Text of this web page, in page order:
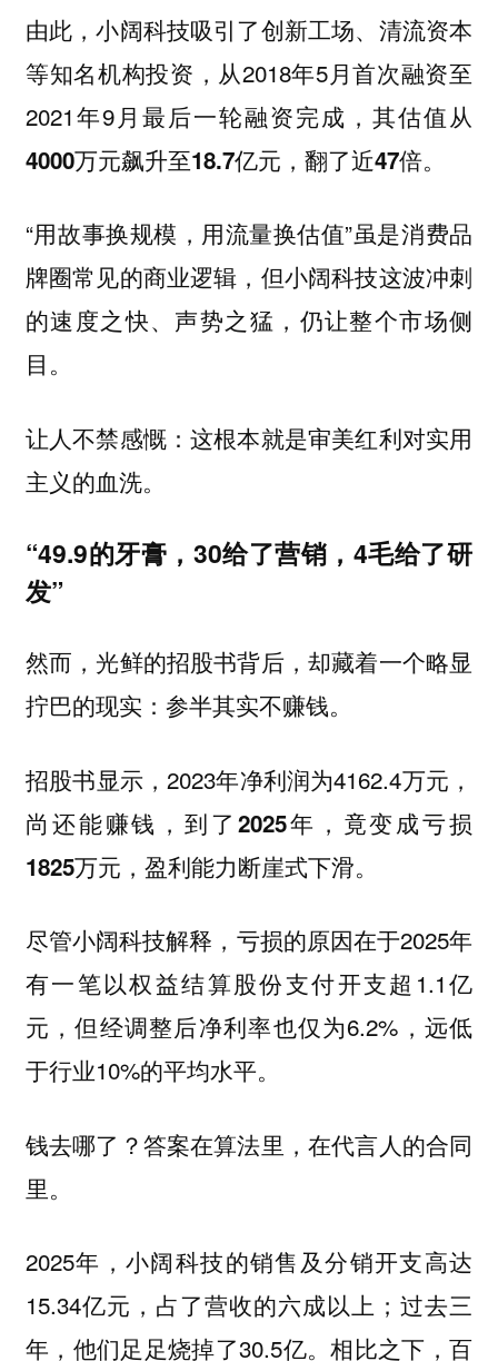
由此，小阔科技吸引了创新工场、清流资本
等知名机构投资，从2018年5月首次融资至
2021年9月最后一轮融资完成，其估值从
4000万元飙升至18.7亿元，翻了近47倍。
“用故事换规模，用流量换估值”虽是消费品
牌圈常见的商业逻辑，但小阔科技这波冲刺
的速度之快、声势之猛，仍让整个市场侧
目。
让人不禁感慨：这根本就是审美红利对实用
主义的血洗。
“49.9的牙膏，30给了营销，4毛给了研
发”
然而，光鲜的招股书背后，却藏着一个略显
拧巴的现实： 参半其实不赚钱。
招股书显示，2023年净利润为4162.4万元，
尚还能赚钱，到了2025年，竟变成亏损
1825万元，盈利能力断崖式下滑。
尽管小阔科技解释，亏损的原因在于2025年
有一笔以权益结算股份支付开支超1.1亿
元，但经调整后净利率也仅为6.2%，远低
于行业10%的平均水平。
钱去哪了？答案在算法里，在代言人的合同
里。
2025年，小阔科技的销售及分销开支高达
15.34亿元，占了营收的六成以上；过去三
年，他们足足烧掉了30.5亿。相比之下，百